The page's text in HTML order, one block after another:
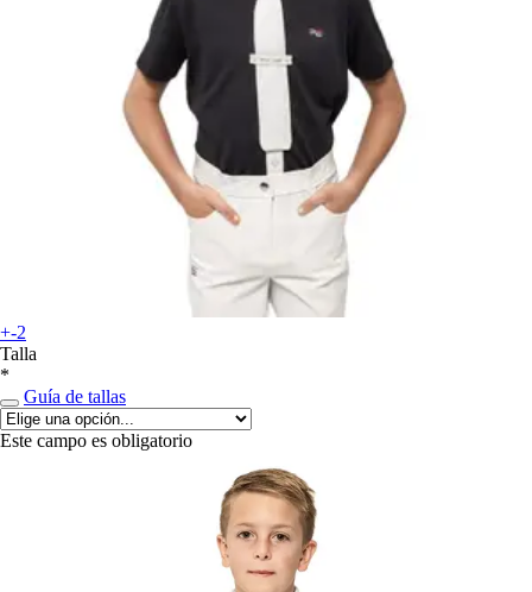
+-2
Talla
*
Guía de tallas
Este campo es obligatorio